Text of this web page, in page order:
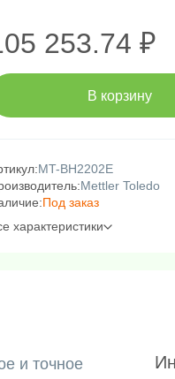
253.74 ₽
В корзину
MT-BH2202E
Mettler Toledo
Под заказ
характеристики
и точное